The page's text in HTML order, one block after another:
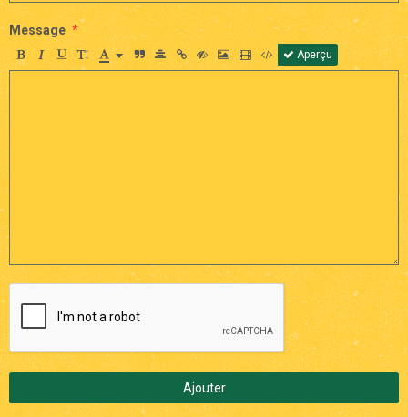
Message
Aperçu
Ajouter